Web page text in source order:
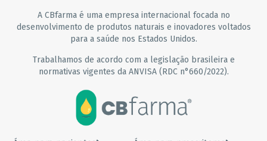
A CBfarma é uma empresa internacional focada no
desenvolvimento de produtos naturais e inovadores voltados
para a saúde nos Estados Unidos.
Trabalhamos de acordo com a legislação brasileira e
normativas vigentes da ANVISA (RDC n°660/2022).